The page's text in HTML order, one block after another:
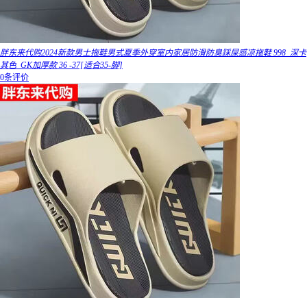
胖东来代购2024新款男士拖鞋男式夏季外穿室内家居防滑防臭踩屎感凉拖鞋 998_深卡
其色_GK加厚款 36 -37[适合35-脚]
0条评价